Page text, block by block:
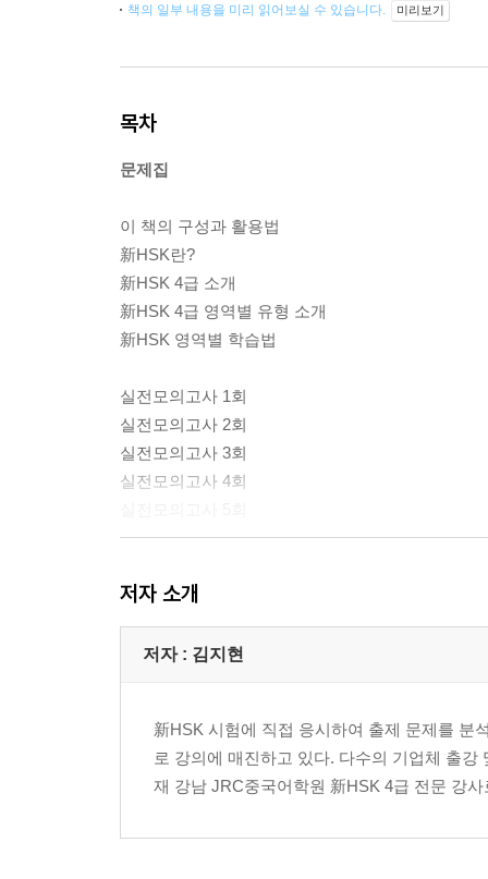
책의 일부 내용을 미리 읽어보실 수 있습니다. 미리보기
목차
문제집
이 책의 구성과 활용법
新HSK란?
新HSK 4급 소개
新HSK 4급 영역별 유형 소개
新HSK 영역별 학습법
실전모의고사 1회
실전모의고사 2회
실전모의고사 3회
실전모의고사 4회
실전모의고사 정답&해설 1회
실전모의고사 정답&해설 2회
실전모의고사 정답&해설 5회
저자 소개
저자 : 김지현
新HSK 시험에 직접 응시하여 출제 문제를 분
로 강의에 매진하고 있다. 다수의 기업체 출
재 강남 JRC중국어학원 新HSK 4급 전문 강